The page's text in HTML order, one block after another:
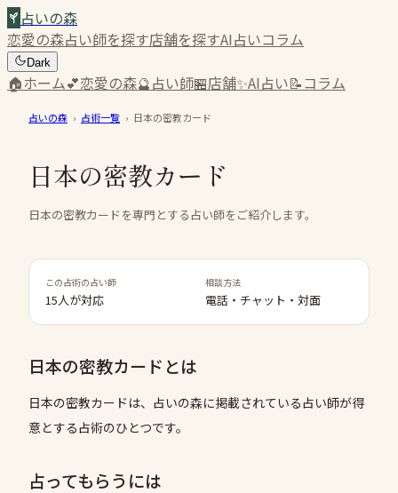
占いの森
恋愛の森占い師を探す店舗を探すAI占いコラム
Dark
🏠ホーム💕恋愛の森🔮占い師🏪店舗✨AI占い📝コラム
占いの森 › 占術一覧 › 日本の密教カード
日本の密教カード
日本の密教カードを専門とする占い師をご紹介します。
この占術の占い師
15人が対応
相談方法
電話・チャット・対面
日本の密教カード とは
日本の密教カードは、占いの森に掲載されている占い師が得
意とする占術のひとつです。
占ってもらうには